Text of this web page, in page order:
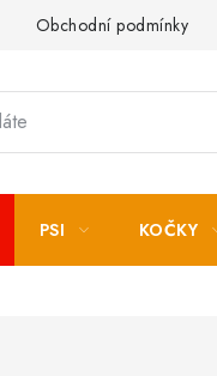
Obchodní podmínky
PSI KOČKY